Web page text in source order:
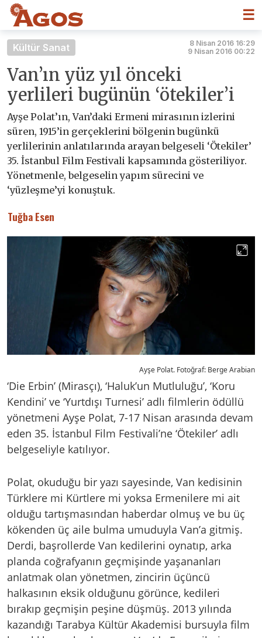
☰
Kültür Sanat
8 Nisan 2016 16:29
9 Nisan 2016 00:22
Van’ın yüz yıl önceki
yerlileri bugünün ‘ötekiler’i
Ayşe Polat’ın, Van’daki Ermeni mirasının izlerini
süren, 1915’in gerçeklerini bölgenin bugünkü
yerlilerinin anlatılarında arayan belgeseli ‘Ötekiler’
35. İstanbul Film Festivali kapsamında gösteriliyor.
Yönetmenle, belgeselin yapım sürecini ve
‘yüzleşme’yi konuştuk.
Tuğba Esen
Ayşe Polat. Fotoğraf: Berge Arabian
‘Die Erbin’ (Mirasçı), ‘Haluk’un Mutluluğu’, ‘Koru
Kendini’ ve ‘Yurtdışı Turnesi’ adlı filmlerin ödüllü
yönetmeni Ayşe Polat, 7-17 Nisan arasında devam
eden 35. İstanbul Film Festivali’ne ‘Ötekiler’ adlı
belgeseliyle katılıyor.
Polat, okuduğu bir yazı sayesinde, Van kedisinin
Türklere mi Kürtlere mi yoksa Ermenilere mi ait
olduğu tartışmasından haberdar olmuş ve bu üç
kökenden üç aile bulma umuduyla Van’a gitmiş.
Derdi, başrollerde Van kedilerini oynatıp, arka
planda coğrafyanın geçmişinde yaşananları
anlatmak olan yönetmen, zincirin üçüncü
halkasının eksik olduğunu görünce, kedileri
bırakıp geçmişin peşine düşmüş. 2013 yılında
kazandığı Tarabya Kültür Akademisi bursuyla film